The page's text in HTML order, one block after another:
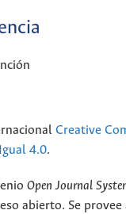
Creative
4.0.
Open Journal
abierto. Se provee